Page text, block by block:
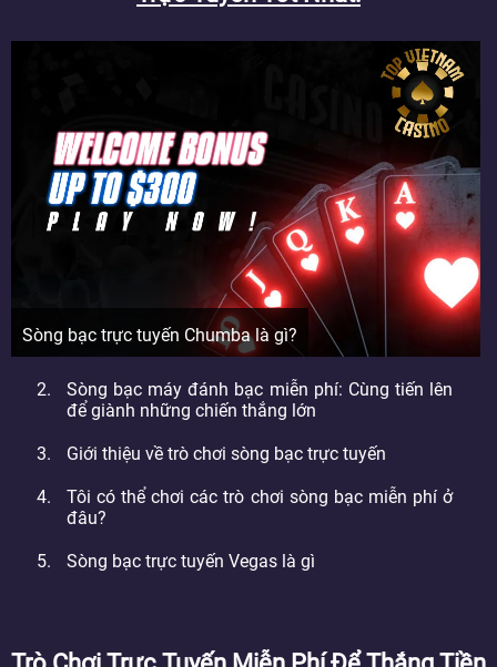
Sòng bạc trực tuyến Chumba là gì?
Sòng bạc máy đánh bạc miễn phí: Cùng tiến lên
để giành những chiến thắng lớn
Giới thiệu về trò chơi sòng bạc trực tuyến
Tôi có thể chơi các trò chơi sòng bạc miễn phí ở
đâu?
Sòng bạc trực tuyến Vegas là gì